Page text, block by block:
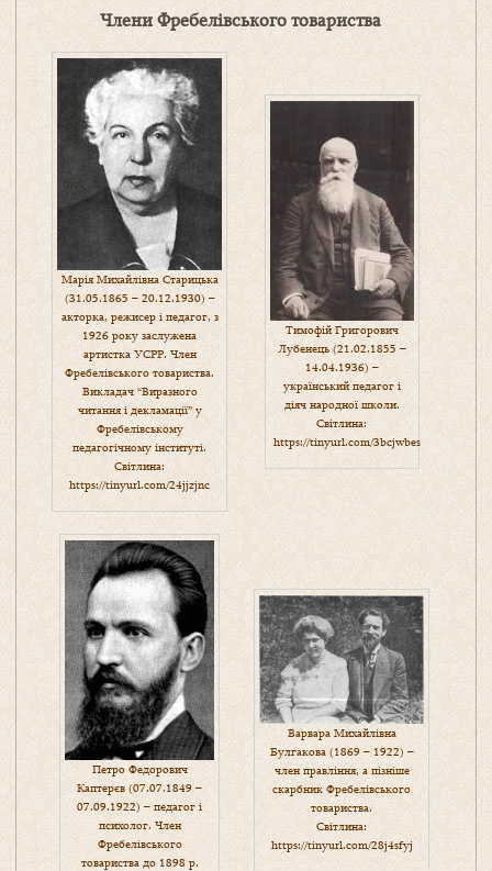
Члени Фребелівського товариства
Марія Михайлівна Старицька
(31.05.1865 – 20.12.1930) –
акторка, режисер і педагог, з
1926 року заслужена
артистка УСРР. Член
Фребелівського товариства.
Викладач “Виразного
читання і декламації” у
Фребелівському
педагогічному інституті.
Світлина:
https://tinyurl.com/24jjzjnc
Тимофій Григорович
Лубенець (21.02.1855 –
14.04.1936) –
український педагог і
діяч народної школи.
Світлина:
https://tinyurl.com/3bcjwbes
Петро Федорович
Каптерєв (07.07.1849 –
07.09.1922) – педагог і
психолог. Член
Фребелівського
товариства до 1898 р.
Варвара Михайлівна
Булгакова (1869 – 1922) –
член правління, а пізніше
скарбник Фребелівського
товариства.
Світлина:
https://tinyurl.com/28j4sfyj